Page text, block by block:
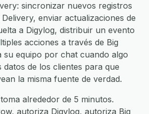
sincronizar nuevos registros
enviar actualizaciones de
a Digylog, distribuir un evento
acciones a través de Big
su equipo por chat cuando algo
de los clientes para que
la misma fuente de verdad.
alrededor de 5 minutos.
autoriza Digylog, autoriza Big